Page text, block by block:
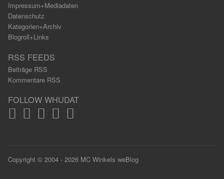
Impressum+Mediadaten
Datenschutz
Kategorien+Archiv
Blogroll+Links
RSS FEEDS
Beiträge RSS
Kommentare RSS
FOLLOW WHUDAT
Copyright © 2004 - 2026 MC Winkels weBlog